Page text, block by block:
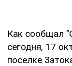
Как сообщал
сегодня, 17
поселке